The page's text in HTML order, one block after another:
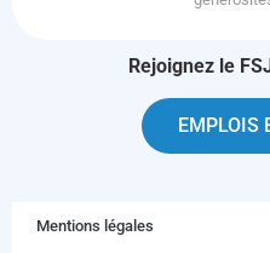
Rejoignez le
EMPLOIS
Mentions légales